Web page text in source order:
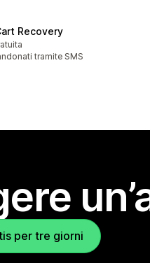
Recovery
tramite SMS
per tre giorni